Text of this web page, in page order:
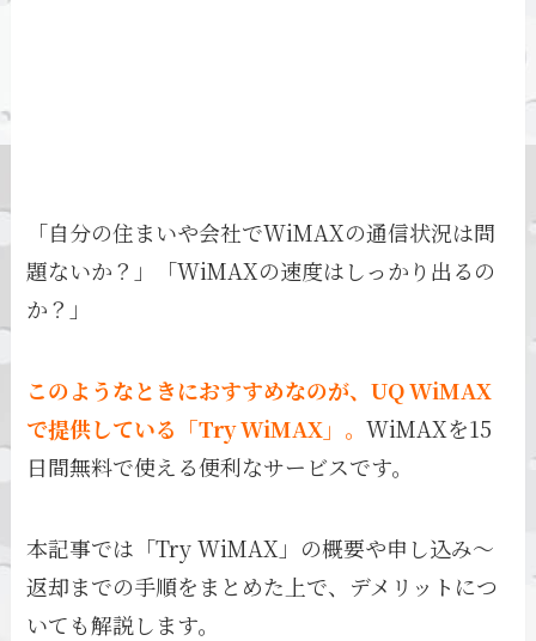
「自分の住まいや会社でWiMAXの通信状況は問
題ないか？」「WiMAXの速度はしっかり出るの
か？」
このようなときにおすすめなのが、UQ WiMAX
で提供している「Try WiMAX」。WiMAXを15
日間無料で使える便利なサービスです。
本記事では「Try WiMAX」の概要や申し込み～
返却までの手順をまとめた上で、デメリットにつ
いても解説します。